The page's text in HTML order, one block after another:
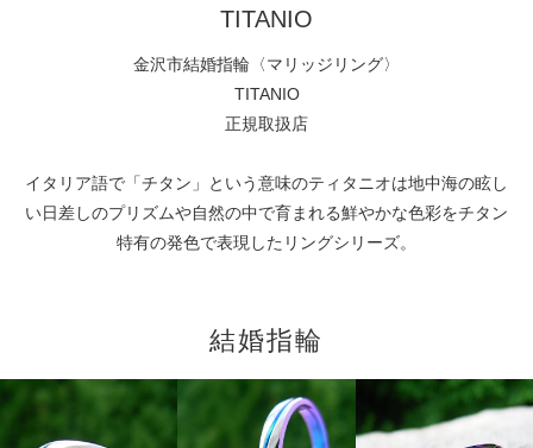
TITANIO
金沢市結婚指輪〈マリッジリング〉
TITANIO
正規取扱店
イタリア語で「チタン」という意味のティタニオは地中海の眩し
い日差しのプリズムや自然の中で育まれる鮮やかな色彩をチタン
特有の発色で表現したリングシリーズ。
結婚指輪